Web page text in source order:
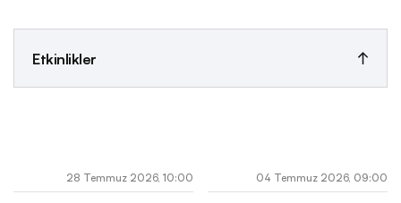
Etkinlikler
28 Temmuz 2026, 10:00 04 Temmuz 2026, 09:00